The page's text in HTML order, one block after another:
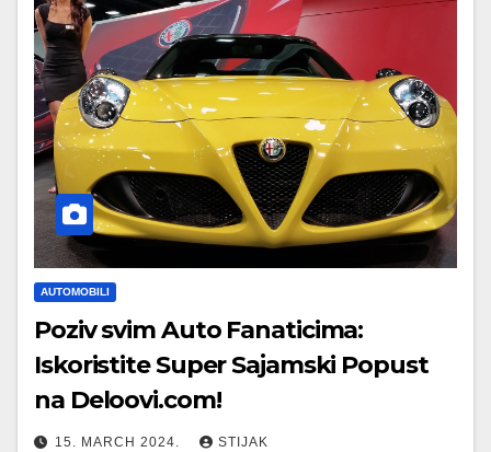
AUTOMOBILI
Poziv svim Auto Fanaticima:
Iskoristite Super Sajamski Popust
na Deloovi.com!
15. MARCH 2024. STIJAK